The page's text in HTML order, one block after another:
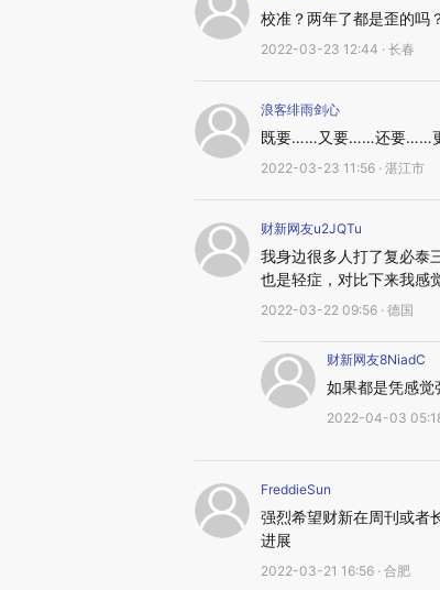
校准？两年了都是歪的吗
2022-03-23 12:44 · 长春
浪客绯雨剑心
既要……又要……还要……
2022-03-23 11:56 · 湛江市
财新网友u2JQTu
我身边很多人打了复必泰
也是轻症，对比下来我感
2022-03-22 09:56 · 德国
财新网友8NiadC
如果都是凭感觉
2022-04-03
FreddieSun
强烈希望财新在周刊或者
进展
2022-03-21 16:56 · 合肥